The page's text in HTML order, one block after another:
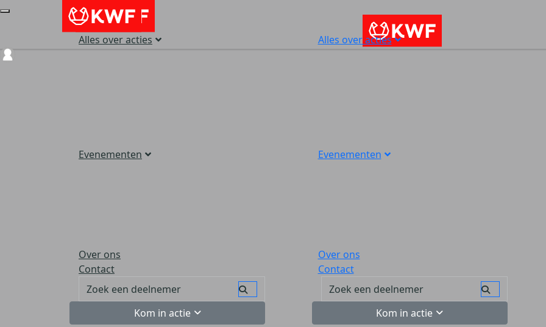
Alles over acties
Evenementen
Over ons
Contact
Kom in actie
Alles over acties
Evenementen
Over ons
Contact
Kom in actie